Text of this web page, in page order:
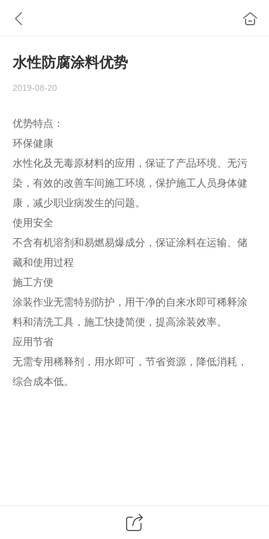
水性防腐涂料优势
2019-08-20
优势特点：
环保健康
水性化及无毒原材料的应用，保证了产品环境、无污
染，有效的改善车间施工环境，保护施工人员身体健
康，减少职业病发生的问题。
使用安全
不含有机溶剂和易燃易爆成分，保证涂料在运输、储
藏和使用过程
施工方便
涂装作业无需特别防护，用干净的自来水即可稀释涂
料和清洗工具，施工快捷简便，提高涂装效率。
应用节省
无需专用稀释剂，用水即可，节省资源，降低消耗，
综合成本低。